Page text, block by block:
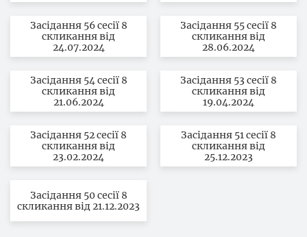
Засідання 56 сесії 8
скликання від
24.07.2024
Засідання 55 сесії 8
скликання від
28.06.2024
Засідання 54 сесії 8
скликання від
21.06.2024
Засідання 53 сесії 8
скликання від
19.04.2024
Засідання 52 сесії 8
скликання від
23.02.2024
Засідання 51 сесії 8
скликання від
25.12.2023
Засідання 50 сесії 8
скликання від 21.12.2023